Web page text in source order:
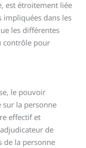
est étroitement liée
impliquées dans les
les différentes
contrôle pour
le pouvoir
la personne
effectif et
de
de la personne